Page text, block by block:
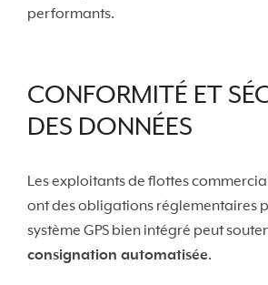
performants.
CONFORMITÉ ET
DES DONNÉES
Les exploitants de flottes
ont des obligations réglementaires
système GPS bien intégré peut
consignation automatisée.